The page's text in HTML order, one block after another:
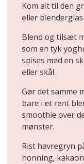
Kom alt til den
eller
Blend og tilsæt
som en tyk
spises med en
eller skål.
Gør det samme
bare i et rent
smoothie over
mønster.
Rist havregryn
honning,